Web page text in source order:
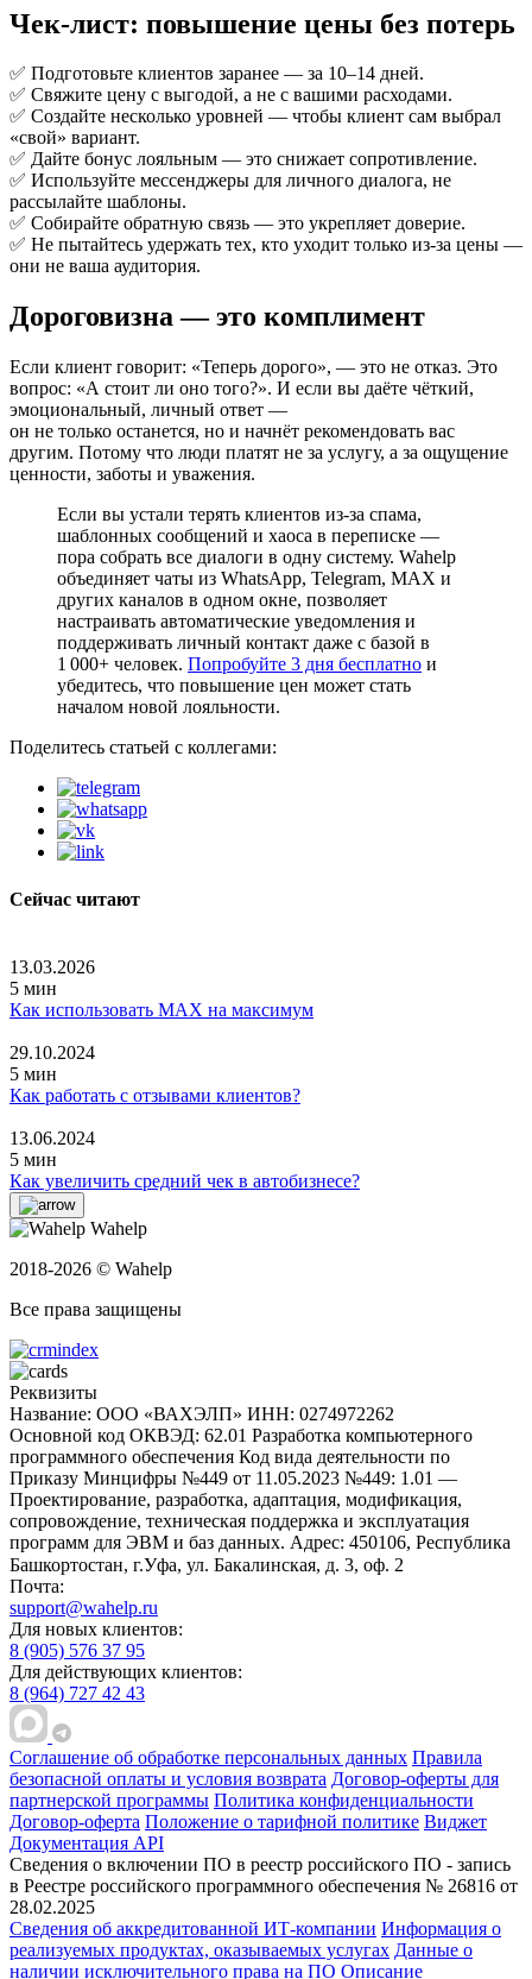
Чек-лист: повышение цены без потерь
✅ Подготовьте клиентов заранее — за 10–14 дней.
✅ Свяжите цену с выгодой, а не с вашими расходами.
✅ Создайте несколько уровней — чтобы клиент сам выбрал
«свой» вариант.
✅ Дайте бонус лояльным — это снижает сопротивление.
✅ Используйте мессенджеры для личного диалога, не
рассылайте шаблоны.
✅ Собирайте обратную связь — это укрепляет доверие.
✅ Не пытайтесь удержать тех, кто уходит только из-за цены —
они не ваша аудитория.
Дороговизна — это комплимент
Если клиент говорит: «Теперь дорого», — это не отказ. Это
вопрос: «А стоит ли оно того?». И если вы даёте чёткий,
эмоциональный, личный ответ —
он не только останется, но и начнёт рекомендовать вас
другим. Потому что люди платят не за услугу, а за ощущение
ценности, заботы и уважения.
Если вы устали терять клиентов из-за спама,
шаблонных сообщений и хаоса в переписке —
пора собрать все диалоги в одну систему. Wahelp
объединяет чаты из WhatsApp, Telegram, MAX и
других каналов в одном окне, позволяет
настраивать автоматические уведомления и
поддерживать личный контакт даже с базой в
1 000+ человек. Попробуйте 3 дня бесплатно и
убедитесь, что повышение цен может стать
началом новой лояльности.
Поделитесь статьей с коллегами:
Сейчас читают
13.03.2026
5 мин
Как использовать MAX на максимум
29.10.2024
5 мин
Как работать с отзывами клиентов?
13.06.2024
5 мин
Как увеличить средний чек в автобизнесе?
Wahelp
2018-2026 © Wahelp
Все права защищены
Реквизиты
Название: ООО «ВАХЭЛП» ИНН: 0274972262
Основной код ОКВЭД: 62.01 Разработка компьютерного
программного обеспечения Код вида деятельности по
Приказу Минцифры №449 от 11.05.2023 №449: 1.01 —
Проектирование, разработка, адаптация, модификация,
сопровождение, техническая поддержка и эксплуатация
программ для ЭВМ и баз данных. Адрес: 450106, Республика
Башкортостан, г.Уфа, ул. Бакалинская, д. 3, oф. 2
Почта:
support@wahelp.ru
Для новых клиентов:
8 (905) 576 37 95
Для действующих клиентов:
8 (964) 727 42 43
Соглашение об обработке персональных данных Правила
безопасной оплаты и условия возврата Договор-оферты для
партнерской программы Политика конфиденциальности
Договор-оферта Положение о тарифной политике Виджет
Документация API
Сведения о включении ПО в реестр российского ПО - запись
в Реестре российского программного обеспечения № 26816 от
28.02.2025
Сведения об аккредитованной ИТ-компании Информация о
реализуемых продуктах, оказываемых услугах Данные о
наличии исключительного права на ПО Описание